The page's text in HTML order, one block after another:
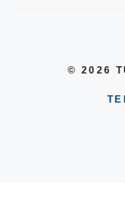
© 2026